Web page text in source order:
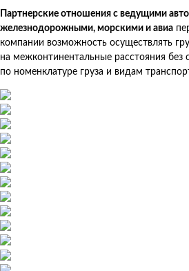
Партнерские отношения с ведущими
железнодорожными, морскими и авиа
компании возможность осуществлять
на межконтинентальные расстояния без
по номенклатуре груза и видам